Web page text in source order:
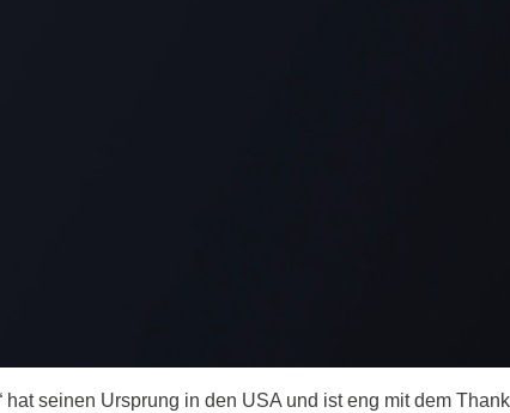
hat seinen Ursprung in den USA und ist eng mit dem